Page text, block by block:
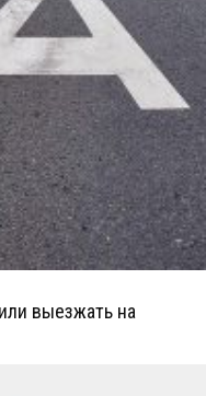
выезжать на